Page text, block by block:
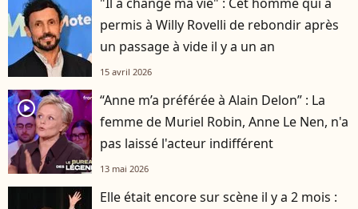
permis à Willy Rovelli de rebondir après
un passage à vide il y a un an
15 avril 2026
player2
“Anne m’a préférée à Alain Delon” : La
femme de Muriel Robin, Anne Le Nen, n'a
pas laissé l'acteur indifférent
13 mai 2026
Elle était encore sur scène il y a 2 mois :